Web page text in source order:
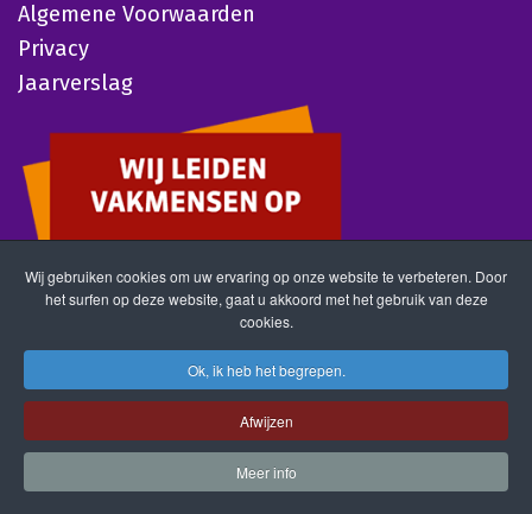
Algemene Voorwaarden
Privacy
Jaarverslag
Wij gebruiken cookies om uw ervaring op onze website te verbeteren. Door
het surfen op deze website, gaat u akkoord met het gebruik van deze
cookies.
Ok, ik heb het begrepen.
Afwijzen
Meer info